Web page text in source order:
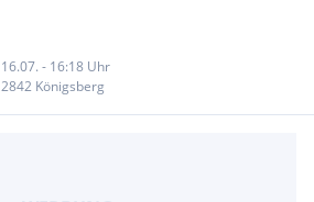
16.07. - 16:18 Uhr
2842 Königsberg